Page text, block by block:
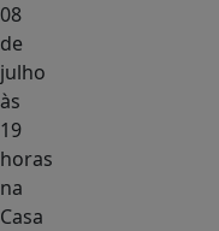
08
de
julho
às
19
horas
na
Casa